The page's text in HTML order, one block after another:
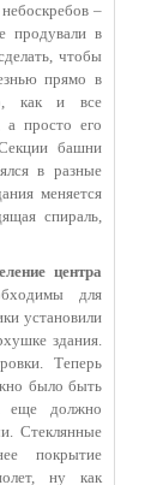
–
продували в
чтобы
прямо в
как и все
а просто его
башни
в разные
меняется
спираль,
центра
для
установили
здания.
Теперь
было быть
еще должно
Стеклянные
покрытие
ну как